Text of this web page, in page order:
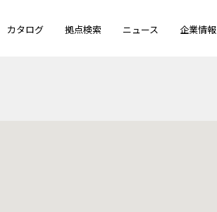
カタログ 拠点検索 ニュース 企業情報